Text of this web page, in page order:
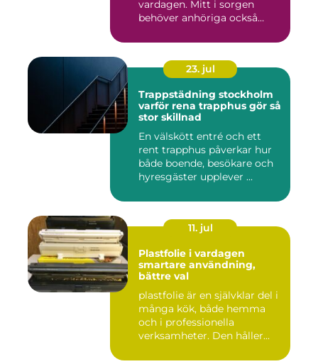
vardagen. Mitt i sorgen
behöver anhöriga också
23. jul
Trappstädning stockholm
varför rena trapphus gör så
stor skillnad
En välskött entré och ett
rent trapphus påverkar hur
både boende, besökare och
hyresgäster upplever ...
11. jul
Plastfolie i vardagen
smartare användning,
bättre val
plastfolie är en självklar del i
många kök, både hemma
och i professionella
verksamheter. Den håller...